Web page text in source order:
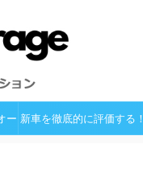
ー 新車を徹底的に評価する！